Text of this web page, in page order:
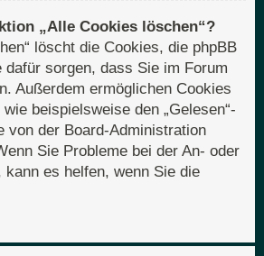
„Alle Cookies löschen“?
löscht die Cookies, die phpBB
dafür sorgen, dass Sie im Forum
Außerdem ermöglichen Cookies
beispielsweise den „Gelesen“-
von der Board-Administration
Sie Probleme bei der An- oder
kann es helfen, wenn Sie die